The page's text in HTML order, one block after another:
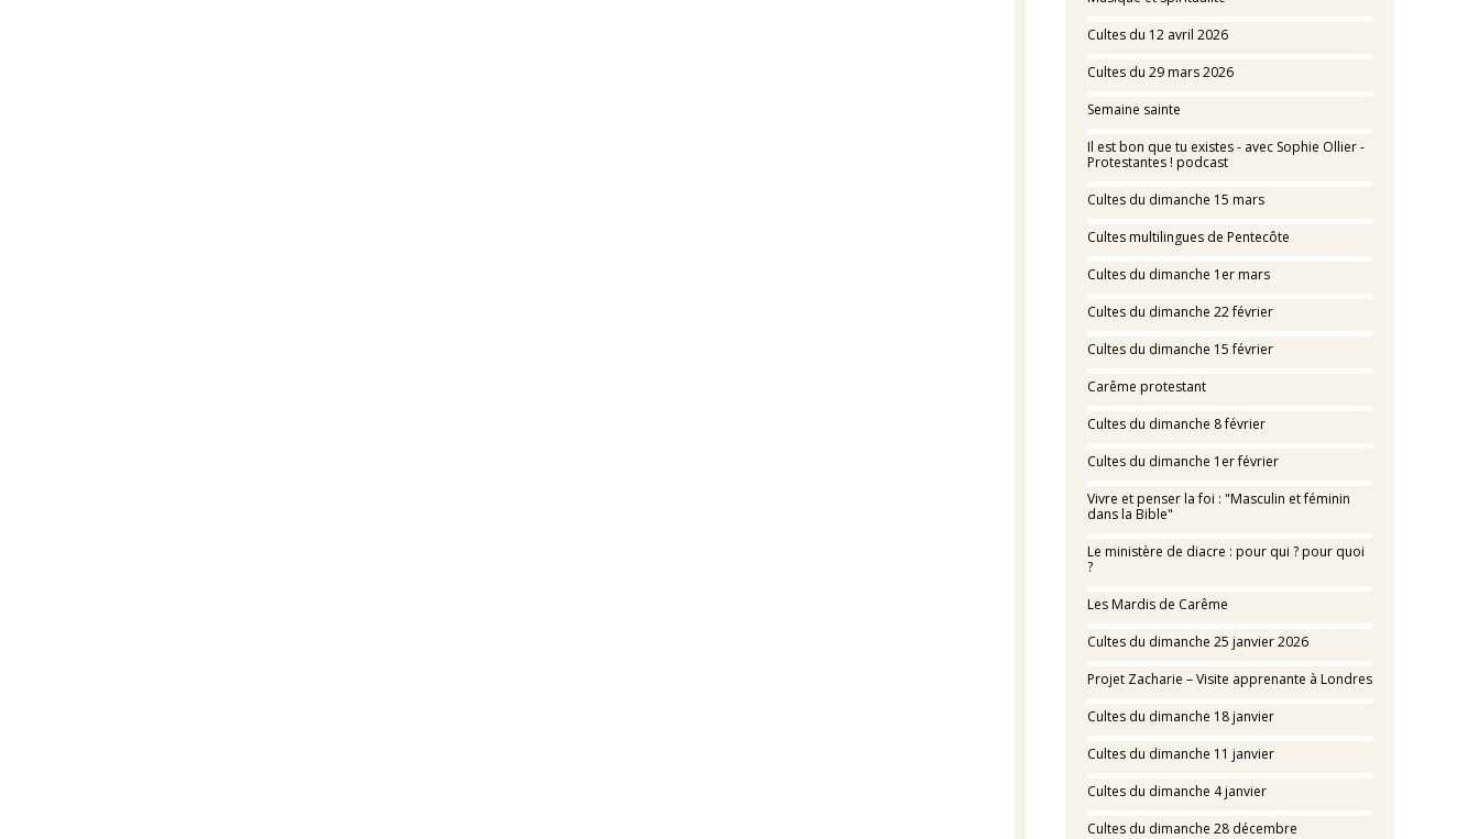
Cultes du 12 avril 2026
Cultes du 29 mars 2026
Semaine sainte
Il est bon que tu existes - avec Sophie Ollier -
Protestantes ! podcast
Cultes du dimanche 15 mars
Cultes multilingues de Pentecôte
Cultes du dimanche 1er mars
Cultes du dimanche 22 février
Cultes du dimanche 15 février
Carême protestant
Cultes du dimanche 8 février
Cultes du dimanche 1er février
Vivre et penser la foi : "Masculin et féminin
dans la Bible"
Le ministère de diacre : pour qui ? pour quoi
?
Les Mardis de Carême
Cultes du dimanche 25 janvier 2026
Projet Zacharie – Visite apprenante à Londres
Cultes du dimanche 18 janvier
Cultes du dimanche 11 janvier
Cultes du dimanche 4 janvier
Cultes du dimanche 28 décembre